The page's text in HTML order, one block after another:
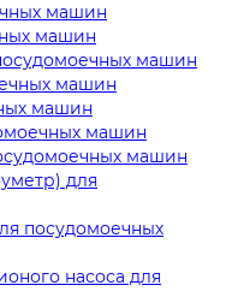
машин
машин
машин
машин
машин
машин
машин
для
посудомоечных
насоса для